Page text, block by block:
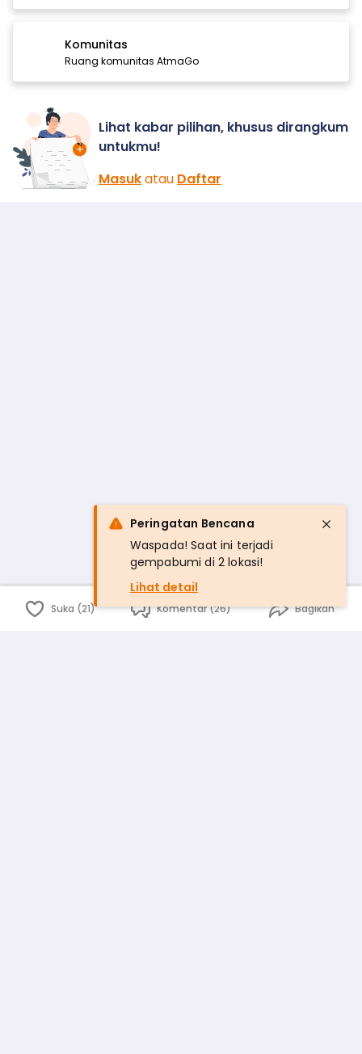
Komunitas
Ruang komunitas AtmaGo
Lihat kabar pilihan, khusus dirangkum
untukmu!
Masukatau Daftar
Suka (21) Komentar (26) Bagikan
Peringatan Bencana
Waspada! Saat ini terjadi
gempabumi di 2 lokasi!
Lihat detail